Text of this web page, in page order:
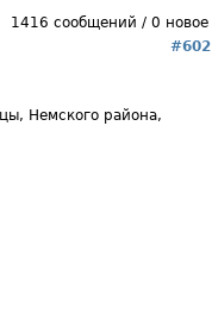
1416 сообщений / 0 новое
#602
Немского района,